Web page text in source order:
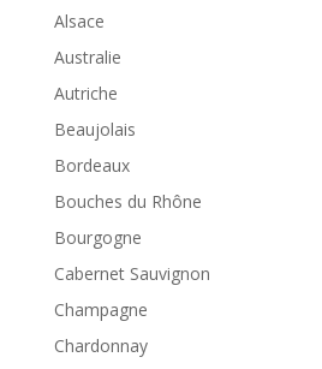
Alsace
Australie
Autriche
Beaujolais
Bordeaux
Bouches du Rhône
Bourgogne
Cabernet Sauvignon
Champagne
Chardonnay